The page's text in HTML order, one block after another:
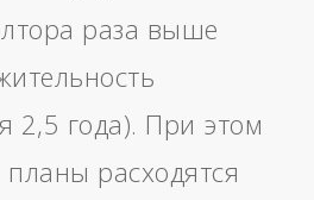
раза выше
2,5 года). При этом
расходятся